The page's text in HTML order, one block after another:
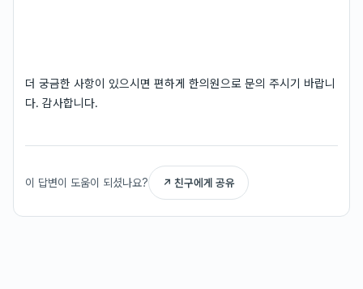
더 궁금한 사항이 있으시면 편하게 한의원으로 문의 주시기 바랍니
다. 감사합니다.
이 답변이 도움이 되셨나요? ↗ 친구에게 공유